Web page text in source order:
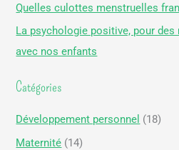
h
e
r
:
Quelles culottes menstruelles
La psychologie positive, pour
avec nos enfants
Catégories
Développement personnel (18)
Maternité (14)